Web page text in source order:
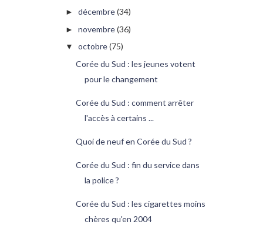
► décembre(34)
► novembre(36)
▼ octobre(75)
Corée du Sud : les jeunes votent
pour le changement
Corée du Sud : comment arrêter
l'accès à certains ...
Quoi de neuf en Corée du Sud ?
Corée du Sud : fin du service dans
la police ?
Corée du Sud : les cigarettes moins
chères qu'en 2004